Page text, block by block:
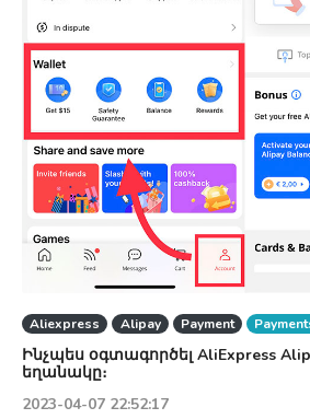
Aliexpress Alipay Payment
Ինչպես օգտագործել AliExpress
եղանակը։
2023-04-07 22:52:17